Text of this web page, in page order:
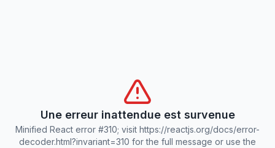
Une erreur inattendue est survenue
Minified React error #310; visit https://reactjs.org/docs/error-
decoder.html?invariant=310 for the full message or use the